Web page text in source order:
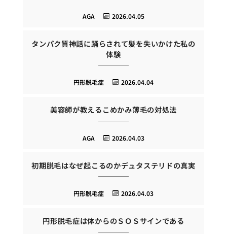
2026.04.05
AGA
タンパク質神話に踊らされて髪を失いかけた私の
体験
2026.04.04
円形脱毛症
美容師が教えるこめかみ薄毛の対処法
2026.04.03
AGA
初期脱毛はなぜ起こるのかデュタステリドの真実
2026.04.03
円形脱毛症
円形脱毛症は体からのＳＯＳサインである